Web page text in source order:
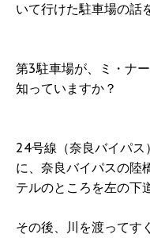
いて行けた駐車場の話
第3駐車場が、ミ・ナ
知っていますか？
24号線（奈良バイパス
に、奈良バイパスの陸
テルのところを左の下
その後、川を渡ってす